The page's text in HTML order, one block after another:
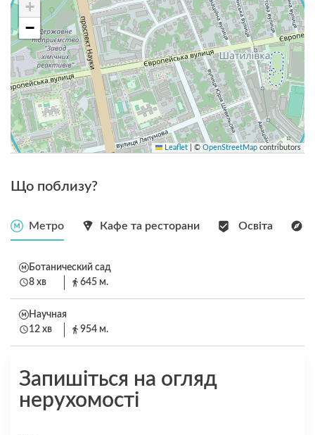
+
−
Leaflet © OpenStreetMap contributors
Що поблизу?
Метро Кафе та ресторани Освіта
Ботанический сад
8 хв
645 м.
Научная
12 хв
954 м.
Запишіться на огляд
нерухомості